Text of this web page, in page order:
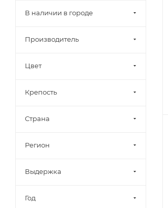
В наличии в городе
Производитель
Цвет
Крепость
Страна
Регион
Выдержка
Год